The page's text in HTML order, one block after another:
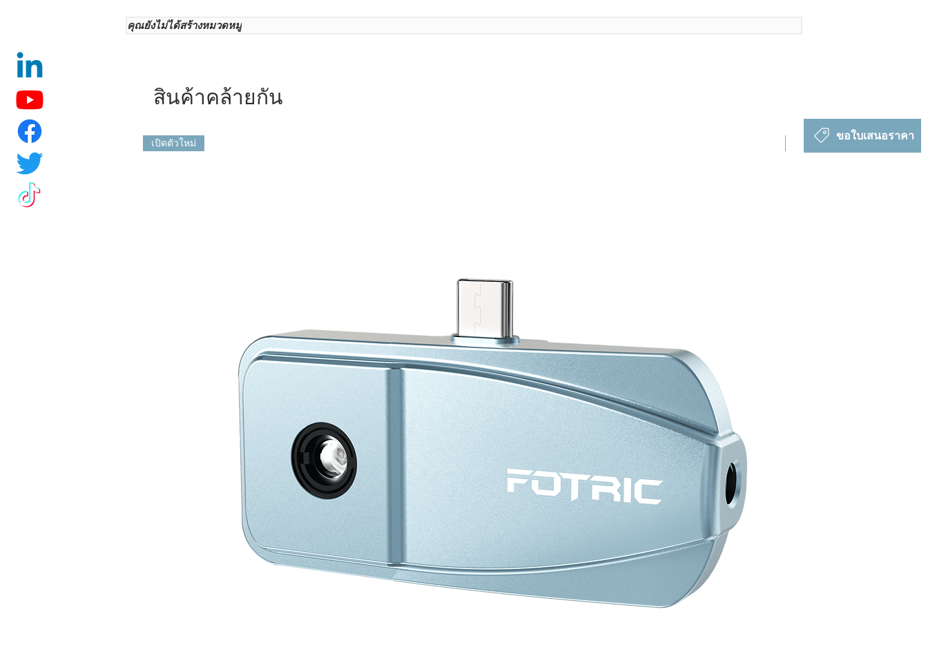
ขอใบเสนอราคา
คุณยังไม่ได้สร้างหมวดหมู่
สินค้าคล้ายกัน
เปิดตัวใหม่ เปิดตัวใหม่